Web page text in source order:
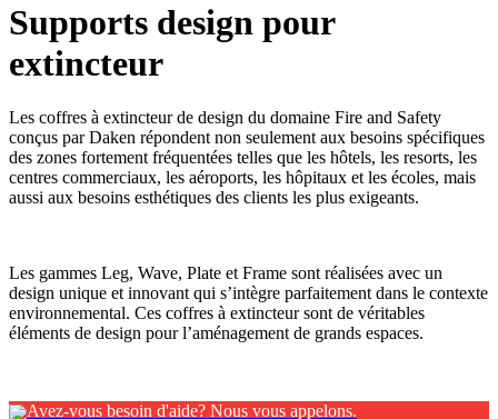
Supports design pour
extincteur
Avez-vous besoin d'aide? Nous vous appelons.